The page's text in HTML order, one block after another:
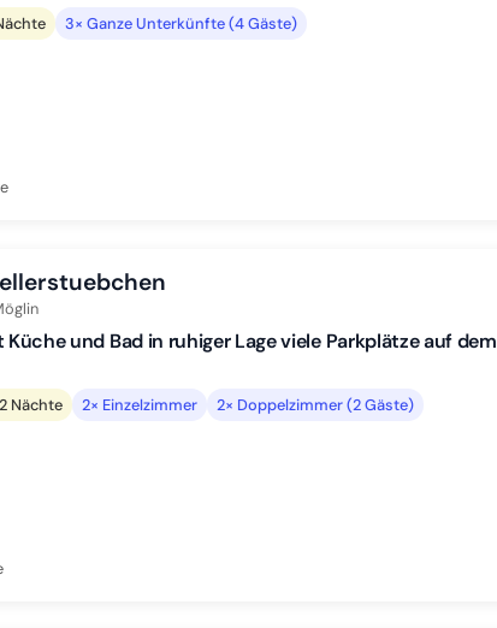
3× Ganze Unterkünfte (4 Gäste)
und Bad in ruhiger Lage viele Parkplätze auf dem
Nächte 2× Einzelzimmer
2× Doppelzimmer (2 Gäste)